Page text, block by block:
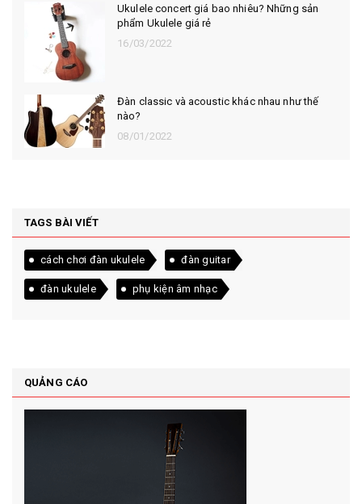
Ukulele concert giá bao nhiêu? Những sản
phẩm Ukulele giá rẻ
16/03/2022
Đàn classic và acoustic khác nhau như thế
nào?
08/01/2022
TAGS BÀI VIẾT
cách chơi đàn ukulele đàn guitar
đàn ukulele phụ kiện âm nhạc
QUẢNG CÁO